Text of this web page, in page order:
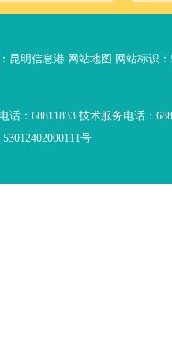
昆明信息港 网站地图 网站标识：
：68811833 技术服务电话：
号